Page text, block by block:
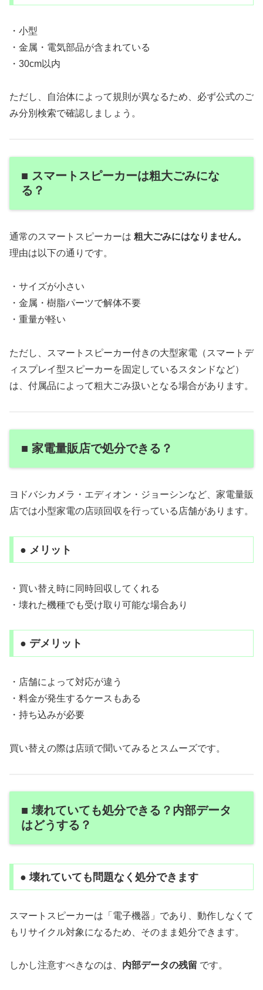
・小型
・金属・電気部品が含まれている
・30cm以内
ただし、自治体によって規則が異なるため、必ず公式のご
み分別検索で確認しましょう。
■ スマートスピーカーは粗大ごみにな
る？
通常のスマートスピーカーは 粗大ごみにはなりません。
理由は以下の通りです。
・サイズが小さい
・金属・樹脂パーツで解体不要
・重量が軽い
ただし、スマートスピーカー付きの大型家電（スマートデ
ィスプレイ型スピーカーを固定しているスタンドなど）
は、付属品によって粗大ごみ扱いとなる場合があります。
■ 家電量販店で処分できる？
ヨドバシカメラ・エディオン・ジョーシンなど、家電量販
店では小型家電の店頭回収を行っている店舗があります。
● メリット
・買い替え時に同時回収してくれる
・壊れた機種でも受け取り可能な場合あり
● デメリット
・店舗によって対応が違う
・料金が発生するケースもある
・持ち込みが必要
買い替えの際は店頭で聞いてみるとスムーズです。
■ 壊れていても処分できる？内部データ
はどうする？
● 壊れていても問題なく処分できます
スマートスピーカーは「電子機器」であり、動作しなくて
もリサイクル対象になるため、そのまま処分できます。
しかし注意すべきなのは、 内部データの残留 です。